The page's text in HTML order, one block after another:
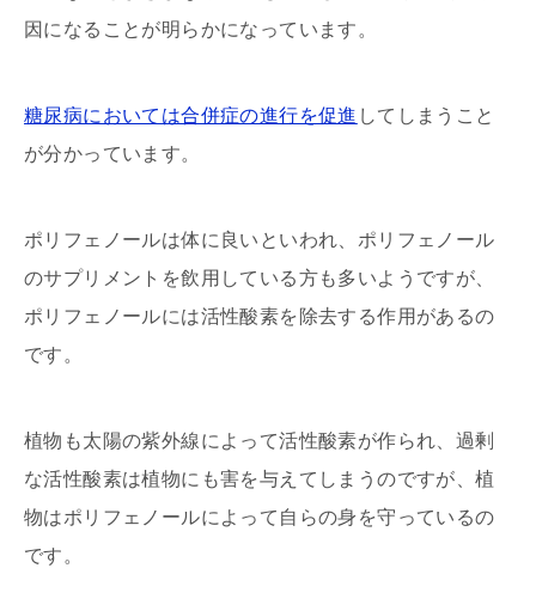
因になることが明らかになっています。
糖尿病においては合併症の進行を促進 してしまうこと
が分かっています。
ポリフェノールは体に良いといわれ、ポリフェノール
のサプリメントを飲用している方も多いようですが、
ポリフェノールには活性酸素を除去する作用があるの
です。
植物も太陽の紫外線によって活性酸素が作られ、過剰
な活性酸素は植物にも害を与えてしまうのですが、植
物はポリフェノールによって自らの身を守っているの
です。